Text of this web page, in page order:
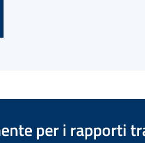
per i rapporti